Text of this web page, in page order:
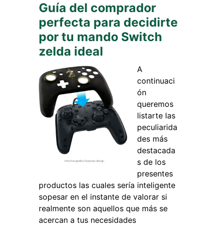
Guía del comprador
perfecta para decidirte
por tu mando Switch
zelda ideal
A
continuaci
ón
queremos
listarte las
peculiarida
des más
destacada
s de los
presentes
productos las cuales sería inteligente
sopesar en el instante de valorar si
realmente son aquellos que más se
acercan a tus necesidades